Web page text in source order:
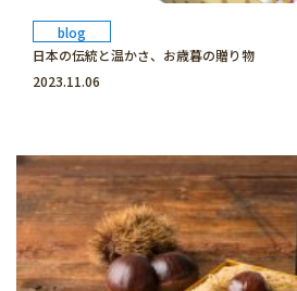
blog
日本の伝統と温かさ、お歳暮の贈り物
2023.11.06